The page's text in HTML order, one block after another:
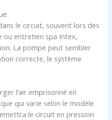
le circuit, souvent lors des
ou entretien spa Intex,
La pompe peut sembler
correcte, le système
l’air emprisonné en
qui varie selon le modèle
le circuit en pression